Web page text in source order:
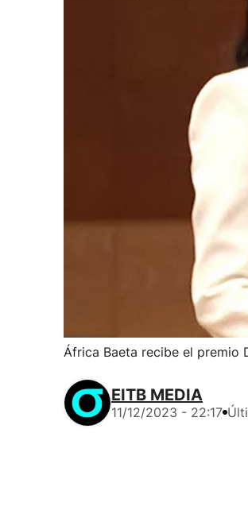
África Baeta recibe el premio
EITB MEDIA
11/12/2023 - 22:17